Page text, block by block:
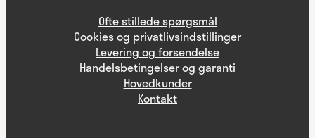
Ofte stillede spørgsmål
Cookies og privatlivsindstillinger
Levering og forsendelse
Handelsbetingelser og garanti
Hovedkunder
Kontakt